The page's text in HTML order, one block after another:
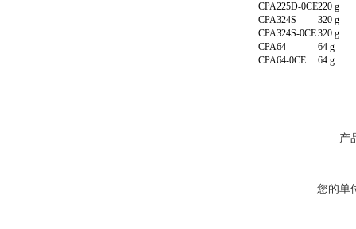
CPA225D-0CE220 g
CPA324S
320 g
CPA324S-0CE320 g
CPA64
64 g
CPA64-0CE
64 g
产
您的单